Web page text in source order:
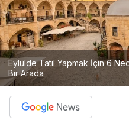
Eylülde Tatil Yapmak İçin 6
Bir Arada